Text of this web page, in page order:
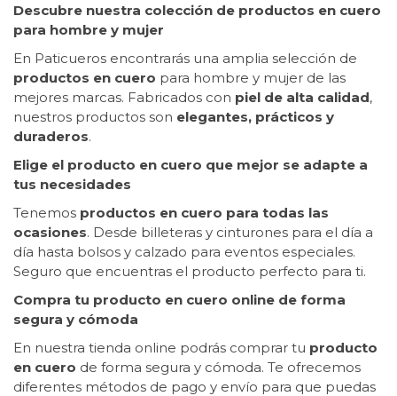
Descubre nuestra colección de productos en cuero
para hombre y mujer
En Paticueros encontrarás una amplia selección de
productos en cuero para hombre y mujer de las
mejores marcas. Fabricados con piel de alta calidad,
nuestros productos son elegantes, prácticos y
duraderos.
Elige el producto en cuero que mejor se adapte a
tus necesidades
Tenemos productos en cuero para todas las
ocasiones. Desde billeteras y cinturones para el día a
día hasta bolsos y calzado para eventos especiales.
Seguro que encuentras el producto perfecto para ti.
Compra tu producto en cuero online de forma
segura y cómoda
En nuestra tienda online podrás comprar tu producto
en cuero de forma segura y cómoda. Te ofrecemos
diferentes métodos de pago y envío para que puedas